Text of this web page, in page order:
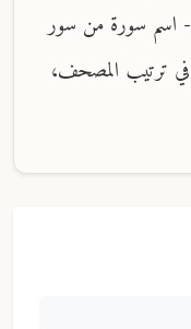
موسى- {وَإِنَّ يُونُسَ لَمِنَ الْمُرْسَلِينَ}. 2- اسم سورة من سور
القرآن الكريم، وهي السُّورة رقم 10 في ترتيب المصحف،